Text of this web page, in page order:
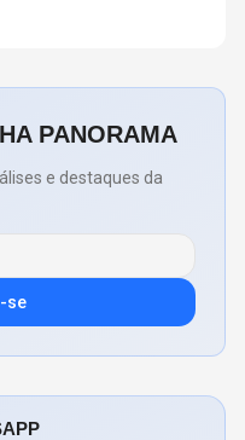
PANORAMA
e destaques da
se